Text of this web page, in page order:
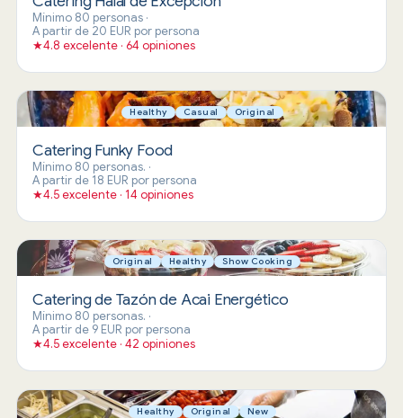
Mínimo 80 personas·
A partir de 20 EUR por persona
★4.8 excelente · 64 opiniones
Healthy Casual Original
Catering Funky Food
Mínimo 80 personas. ·
A partir de 18 EUR por persona
★4.5 excelente · 14 opiniones
Original Healthy Show Cooking
Catering de Tazón de Acai Energético
Mínimo 80 personas. ·
A partir de 9 EUR por persona
★4.5 excelente · 42 opiniones
Healthy Original New